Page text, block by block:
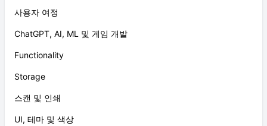
사용자 여정
ChatGPT, AI, ML 및 게임 개발
Functionality
Storage
스캔 및 인쇄
UI, 테마 및 색상